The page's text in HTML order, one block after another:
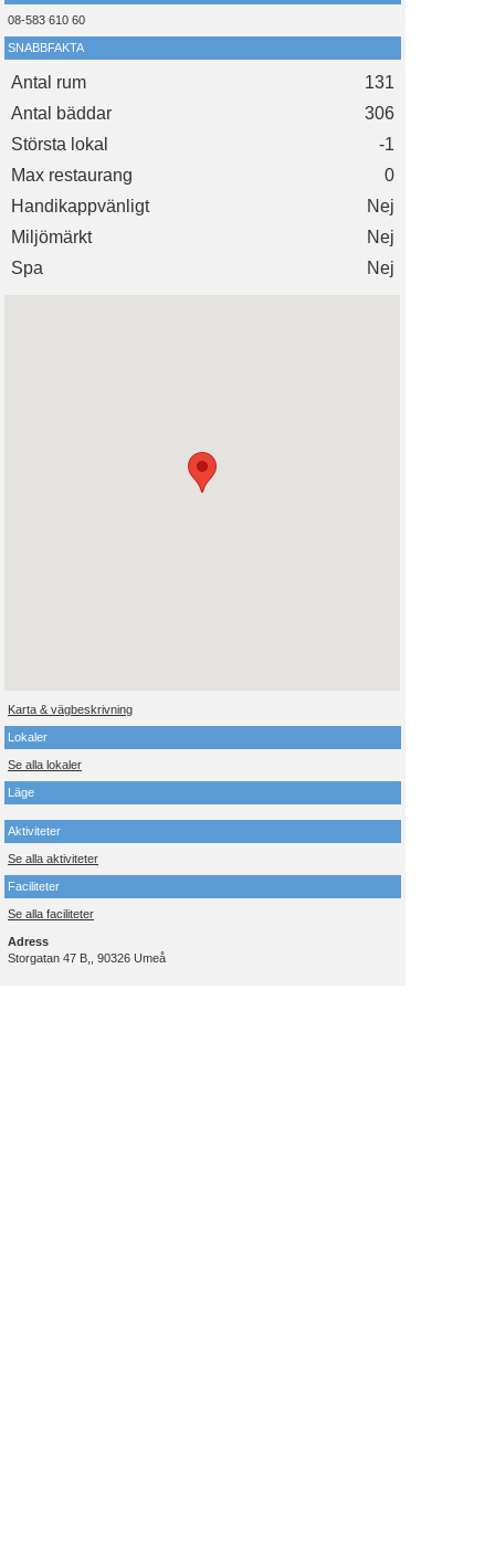
08-583 610 60
SNABBFAKTA
Antal rum
131
Antal bäddar
306
Största lokal
-1
Max restaurang
0
Handikappvänligt
Nej
Miljömärkt
Nej
Spa
Nej
Karta & vägbeskrivning
Lokaler
Se alla lokaler
Läge
Aktiviteter
Se alla aktiviteter
Faciliteter
Se alla faciliteter
Adress
Storgatan 47 B,, 90326 Umeå